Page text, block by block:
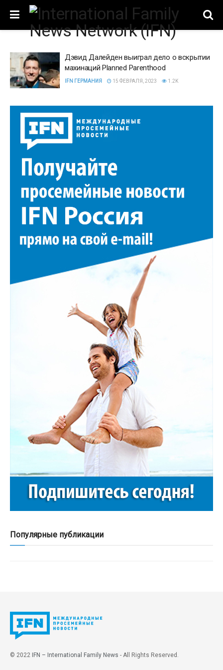
Дэвид Далейден выиграл дело о вскрытии
махинаций Planned Parenthood
IFN ГЕРМАНИЯ 15 ФЕВРАЛЯ, 2023 1.2K
Популярные публикации
© 2022 IFN – International Family News - All Rights Reserved.